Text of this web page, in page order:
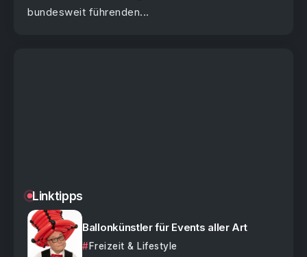
bundesweit führenden...
Linktipps
Ballonkünstler für Events aller Art
Freizeit & Lifestyle